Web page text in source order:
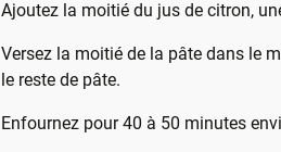
Ajoutez la moitié du jus de citron,
Versez la moitié de la pâte dans le
le reste de pâte.
Enfournez pour 40 à 50 minutes